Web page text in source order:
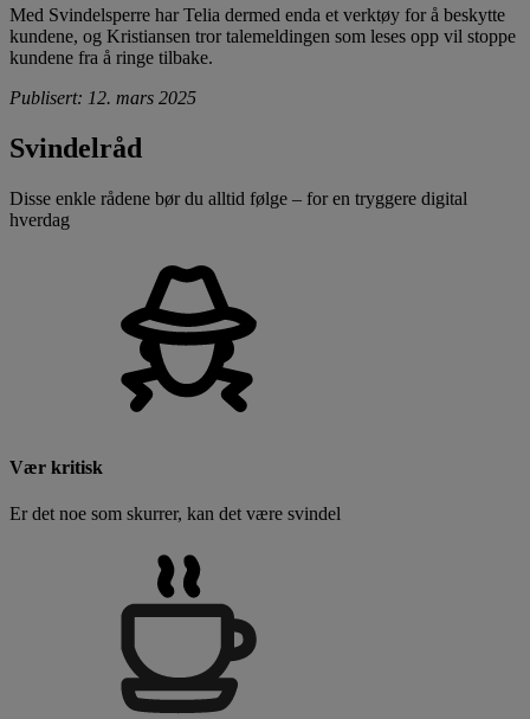
Med Svindelsperre har Telia dermed enda et verktøy for å beskytte
kundene, og Kristiansen tror talemeldingen som leses opp vil stoppe
kundene fra å ringe tilbake.
Publisert: 12. mars 2025
Svindelråd
Disse enkle rådene bør du alltid følge – for en tryggere digital
hverdag
Vær kritisk
Er det noe som skurrer, kan det være svindel